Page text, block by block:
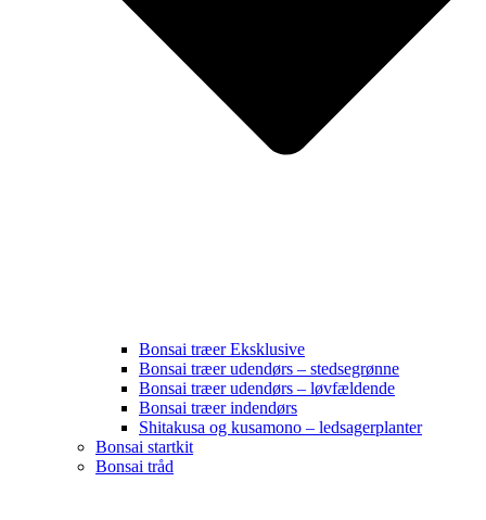
Bonsai træer Eksklusive
Bonsai træer udendørs – stedsegrønne
Bonsai træer udendørs – løvfældende
Bonsai træer indendørs
Shitakusa og kusamono – ledsagerplanter
Bonsai startkit
Bonsai tråd